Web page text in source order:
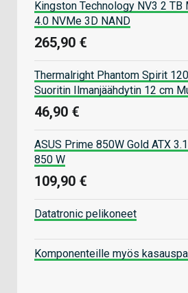
Kingston Technology NV3 2 TB
4.0 NVMe 3D NAND
265,90 €
Thermalright Phantom Spirit
Suoritin Ilmanjäähdytin 12 cm
46,90 €
ASUS Prime 850W Gold ATX
850 W
109,90 €
Datatronic pelikoneet
Komponenteille myös